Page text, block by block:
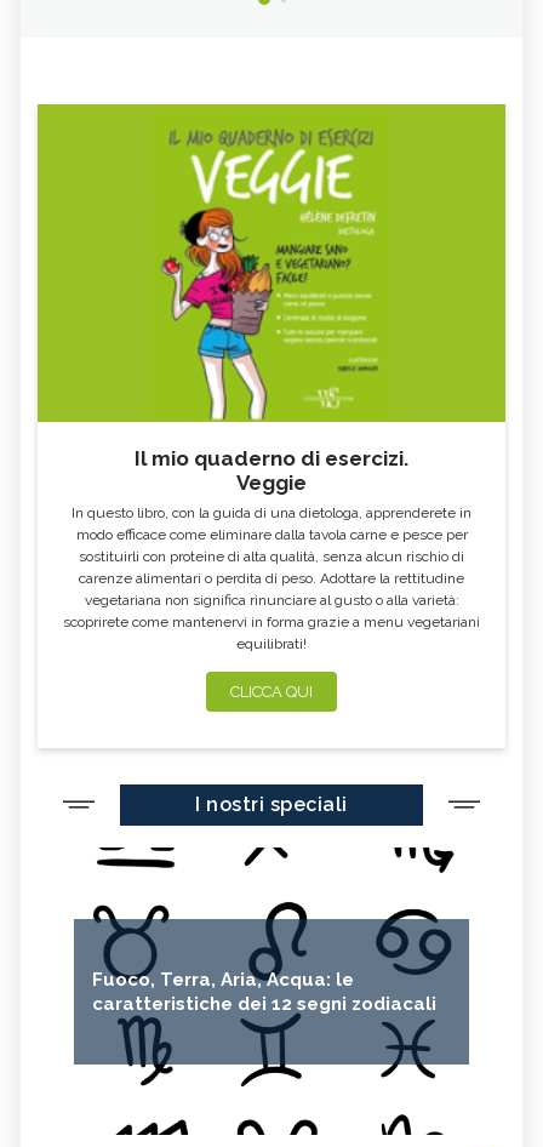
Il mio quaderno di esercizi.
Veggie
In questo libro, con la guida di una dietologa, apprenderete in
modo efficace come eliminare dalla tavola carne e pesce per
sostituirli con proteine di alta qualità, senza alcun rischio di
carenze alimentari o perdita di peso. Adottare la rettitudine
vegetariana non significa rinunciare al gusto o alla varietà:
scoprirete come mantenervi in forma grazie a menu vegetariani
equilibrati!
CLICCA QUI
I nostri speciali
Fuoco, Terra, Aria, Acqua: le
caratteristiche dei 12 segni zodiacali